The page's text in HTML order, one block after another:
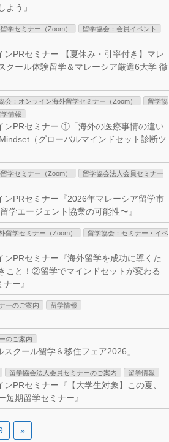
う」
学セミナー（Zoom）
留学協会：会員イベント
PRセミナー 【夏休み・引率付き】マレ
クール体験留学＆マレーシア厳選6大学 徹
会：オンライン海外留学セミナー（Zoom）
留学協
学情報
ンPRセミナー ①「海外の医療事情の違い
（グローバルマインドセット診断ツ
学セミナー（Zoom）
留学協会法人会員セミナー
PRセミナー『2026年マレーシア留学市
学エージェント協業の可能性〜』
留学セミナー（Zoom）
留学協会：セミナー・イベ
PRセミナー『海外留学を成功に導くた
こと！②留学でマインドセットが変わる
ー』
ーのご案内 留学情報
のご案内
クール留学＆移住フェア2026」
留学協会法人会員セミナーのご案内 留学情報
PRセミナー『【大学生対象】この夏、
期留学セミナー』
»